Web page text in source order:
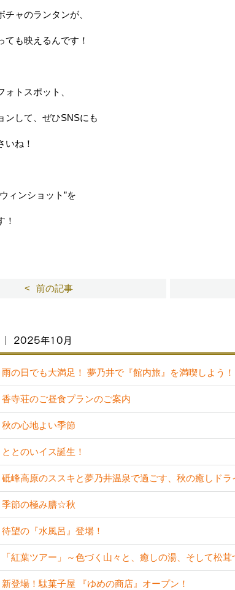
ャのランタンが、
ても映えるんです！
ォトスポット、
ンして、ぜひSNSにも
いね！
ィンショット”を
！
前の記事
｜ 2025年10月
雨の日でも大満足！ 夢乃井で『館内旅』を満喫しよう！
香寺荘のご昼食プランのご案内
秋の心地よい季節
ととのいイス誕生！
砥峰高原のススキと夢乃井温泉で過ごす、秋の癒しドラ
季節の極み膳☆秋
待望の『水風呂』登場！
「紅葉ツアー」～色づく山々と、癒しの湯、そして松
新登場！駄菓子屋 『ゆめの商店』オープン！